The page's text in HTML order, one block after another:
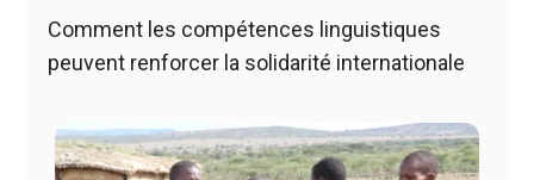
Comment les compétences linguistiques
peuvent renforcer la solidarité internationale